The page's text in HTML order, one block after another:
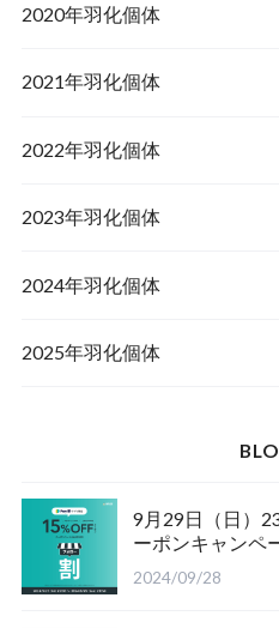
佐賀県神埼郡産オオクワガタ
山梨県韮崎市産オオクワガタ
山梨県韮崎市韮崎町産オオク
佐賀県神埼郡神埼町産オオク
2020年羽化個体
山梨県韮崎市穂坂町産
山梨県甲斐市産
山形県西置賜郡小國町産
新潟県十日町市産
2021年羽化個体
山梨県韮崎市穂坂町産
兵庫県川辺郡猪名川町産
山梨県甲斐市産
佐賀県神埼郡神埼町
福島県南会津郡産
2022年羽化個体
青森県十和田市産
宮城県栗原市産
茨城県小美玉市産
三重県いなべ市産
2023年羽化個体
岩手県奥州市産
山形県西置賜郡小國町産
山梨県韮崎市産
2024年羽化個体
青森県十和田市産
新潟県東蒲原郡阿賀町
2025年羽化個体
茨城県稲敷郡産
9月29日（日）
ーポンキャンペ
2024/09/28